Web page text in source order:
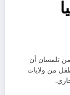
تلمسان أن
عبر الوطن استقبلت 33 ألف طفل من ولايات